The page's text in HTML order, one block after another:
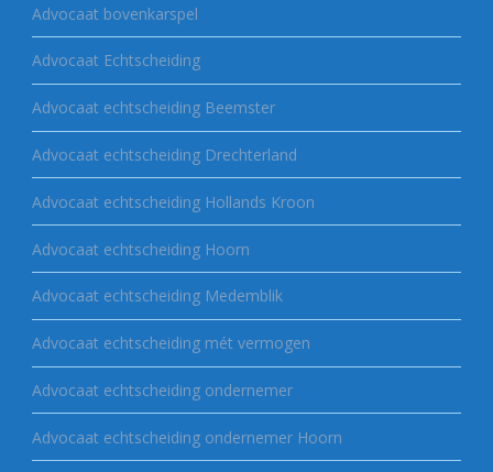
Advocaat bovenkarspel
Advocaat Echtscheiding
Advocaat echtscheiding Beemster
Advocaat echtscheiding Drechterland
Advocaat echtscheiding Hollands Kroon
Advocaat echtscheiding Hoorn
Advocaat echtscheiding Medemblik
Advocaat echtscheiding mét vermogen
Advocaat echtscheiding ondernemer
Advocaat echtscheiding ondernemer Hoorn